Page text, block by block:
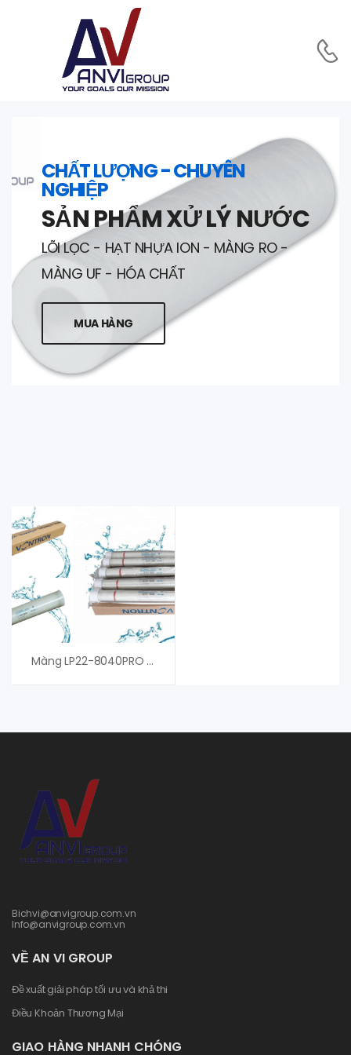
CHẤT LƯỢNG - CHUYÊN
NGHIỆP
SẢN PHẨM XỬ LÝ NƯỚC
LÕI LỌC - HẠT NHỰA ION - MÀNG RO -
MÀNG UF - HÓA CHẤT
MUA HÀNG
Màng LP22-8040PRO Vontron, An Vi Group
Bichvi@anvigroup.com.vn
Info@anvigroup.com.vn
VỀ AN VI GROUP
Đề xuất giải pháp tối ưu và khả thi
Điều Khoản Thương Mại
GIAO HÀNG NHANH CHÓNG